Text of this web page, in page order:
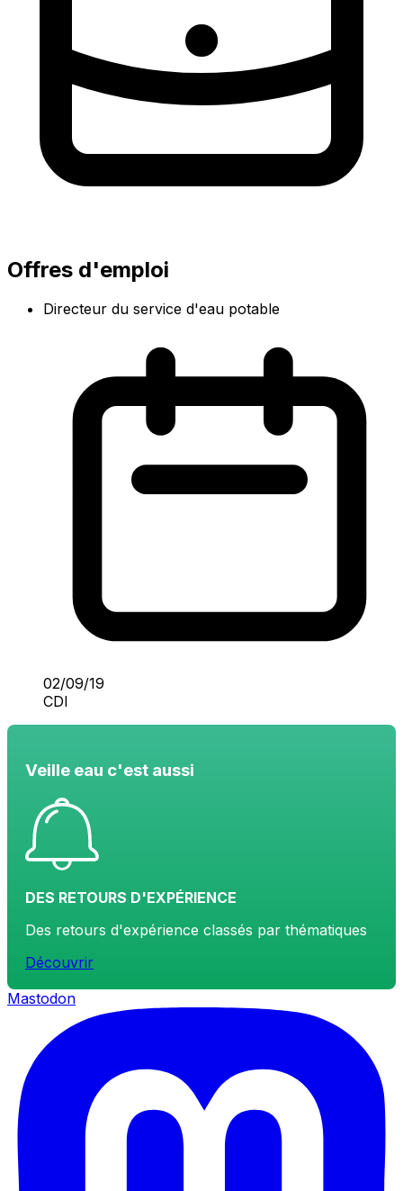
Offres d'emploi
Directeur du service d'eau potable
02/09/19
CDI
Veille eau c'est aussi
DES RETOURS D'EXPÉRIENCE
Des retours d'expérience classés par thématiques
Découvrir
Mastodon